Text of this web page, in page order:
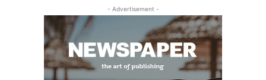
- Advertisement -